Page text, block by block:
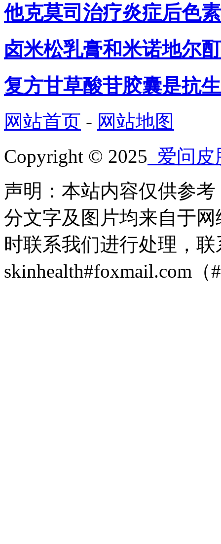
他克莫司治疗炎症后色
卤米松乳膏和米诺地尔
复方甘草酸苷胶囊是抗
网站首页 - 网站地图
Copyright © 2025 爱问皮
声明：本站内容仅供参
分文字及图片均来自于
时联系我们进行处理，
skinhealth#foxmail.com（